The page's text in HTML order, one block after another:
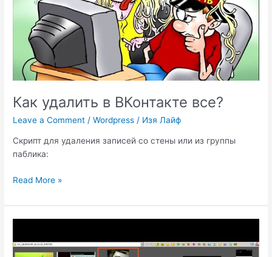
оригинал.
Как удалить в ВКонтакте все?
Leave a Comment /Wordpress / Изя Лайф
Скрипт для удаления записей со стены или из группы
паблика:
Как
в
ВКонтакте
Read More »